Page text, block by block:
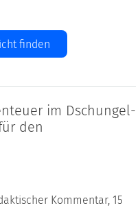
finden
im Dschungel-
den
Kommentar, 15